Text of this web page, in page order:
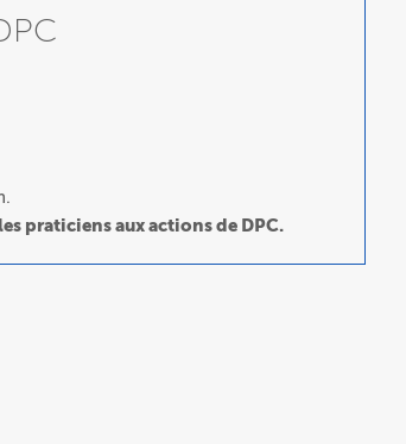
praticiens aux actions de DPC.